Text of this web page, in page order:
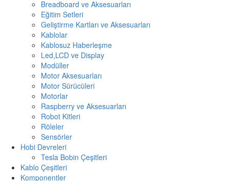
Breadboard ve Aksesuarları
Eğitim Setleri
Geliştirme Kartları ve Aksesuarları
Kablolar
Kablosuz Haberleşme
Led,LCD ve Display
Modüller
Motor Aksesuarları
Motor Sürücüleri
Motorlar
Raspberry ve Aksesuarları
Robot Kitleri
Röleler
Sensörler
Hobi Devreleri
Tesla Bobin Çeşitleri
Kablo Çeşitleri
Komponentler